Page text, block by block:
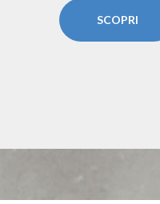
SCOPRI